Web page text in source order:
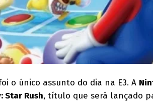
o único assunto do dia na E3. A
Star Rush, título que será lançado